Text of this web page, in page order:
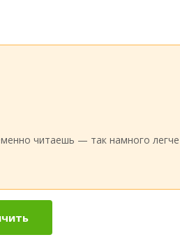
читаешь — так намного